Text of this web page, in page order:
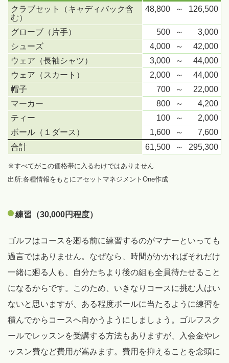
クラブセット（キャディバック含
む）
48,800 ～ 126,500
グローブ（片手） 500 ～
3,000
シューズ
4,000 ～
42,000
ウェア（長袖シャツ）
3,000 ～
44,000
ウェア（スカート）
2,000 ～
44,000
帽子
700 ～
22,000
マーカー
800 ～
4,200
ティー
100 ～
2,000
ボール（１ダース）
1,600 ～
7,600
合計
61,500 ～ 295,300
※すべてがこの価格帯に入るわけではありません
出所:各種情報をもとにアセットマネジメントOne作成
練習（30,000円程度）
ゴルフはコースを廻る前に練習するのがマナーといっても
過言ではありません。なぜなら、時間がかかればそれだけ
一緒に廻る人も、自分たちより後の組も全員待たせること
になるからです。このため、いきなりコースに挑む人はい
ないと思いますが、ある程度ボールに当たるように練習を
積んでからコースへ向かうようにしましょう。ゴルフスク
ールでレッスンを受講する方法もありますが、入会金やレ
ッスン費など費用が嵩みます。費用を抑えることを念頭に